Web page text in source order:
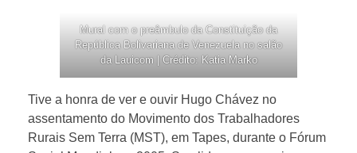
Mural com o preâmbulo da Constituição da
República Bolivariana de Venezuela no salão
da Lauicom | Crédito: Katia Marko
Tive a honra de ver e ouvir Hugo Chávez no
assentamento do Movimento dos Trabalhadores
Rurais Sem Terra (MST), em Tapes, durante o Fórum